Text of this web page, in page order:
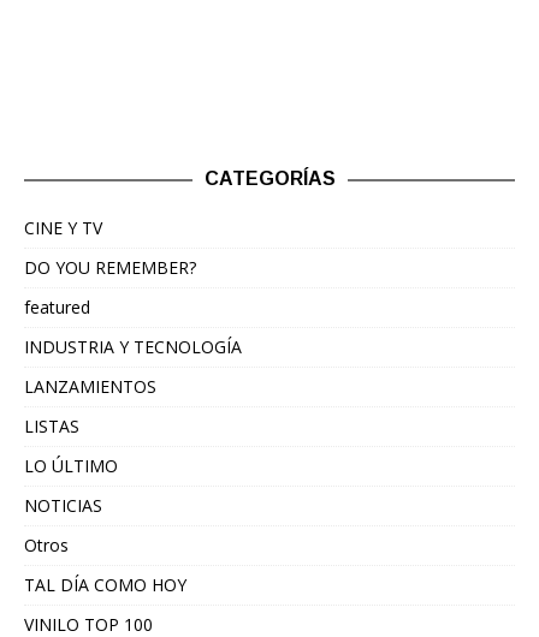
CATEGORÍAS
CINE Y TV
DO YOU REMEMBER?
featured
INDUSTRIA Y TECNOLOGÍA
LANZAMIENTOS
LISTAS
LO ÚLTIMO
NOTICIAS
Otros
TAL DÍA COMO HOY
VINILO TOP 100